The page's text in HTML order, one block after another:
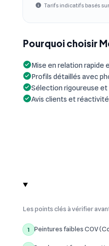
Tarifs indicatifs basés
Pourquoi choisir
Mise en relation rapide
Profils détaillés avec
Sélection rigoureuse
Avis clients et
Les points clés à vérifier
1 Peintures faibles COV